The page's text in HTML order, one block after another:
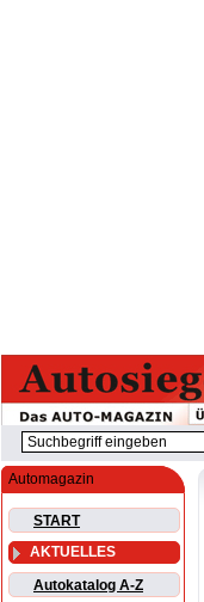
Automagazin
START
AKTUELLES
Autokatalog A-Z